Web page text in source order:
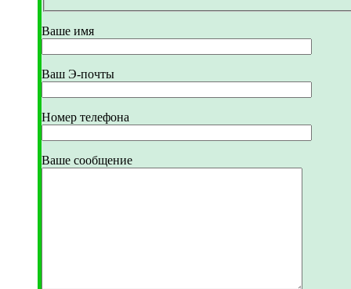
Ваше имя
Ваш Э-почты
Номер телефона
Ваше сообщение